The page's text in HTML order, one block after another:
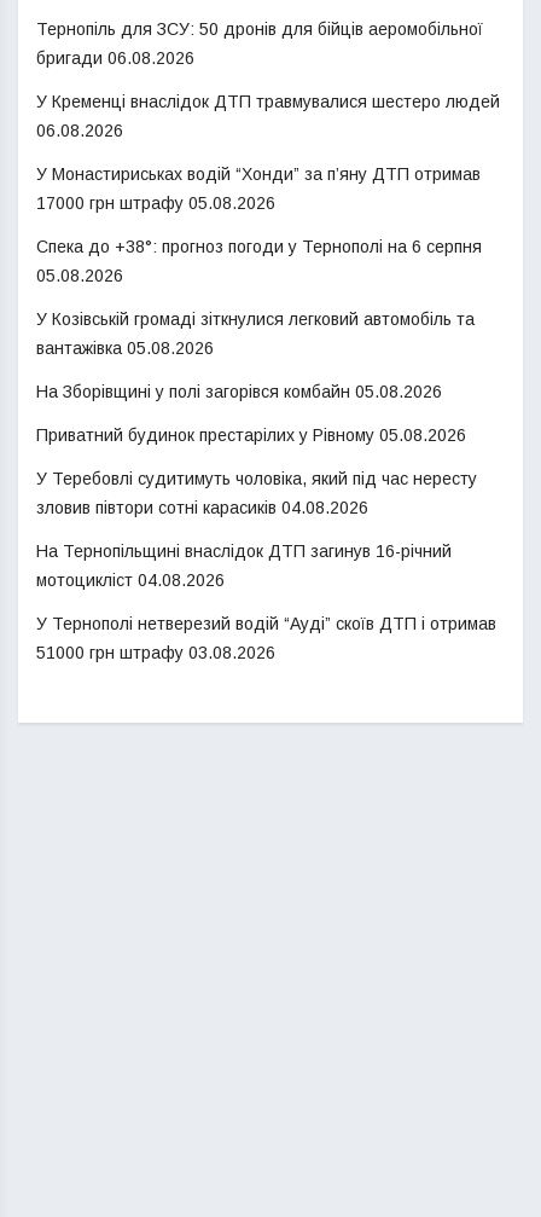
Тернопіль для ЗСУ: 50 дронів для бійців аеромобільної
бригади 06.08.2026
У Кременці внаслідок ДТП травмувалися шестеро людей
06.08.2026
У Монастириськах водій “Хонди” за п’яну ДТП отримав
17000 грн штрафу 05.08.2026
Спека до +38°: прогноз погоди у Тернополі на 6 серпня
05.08.2026
У Козівській громаді зіткнулися легковий автомобіль та
вантажівка 05.08.2026
На Зборівщині у полі загорівся комбайн 05.08.2026
Приватний будинок престарілих у Рівному 05.08.2026
У Теребовлі судитимуть чоловіка, який під час нересту
зловив півтори сотні карасиків 04.08.2026
На Тернопільщині внаслідок ДТП загинув 16-річний
мотоцикліст 04.08.2026
У Тернополі нетверезий водій “Ауді” скоїв ДТП і отримав
51000 грн штрафу 03.08.2026